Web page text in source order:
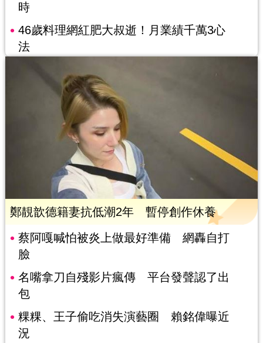
時
46歲料理網紅肥大叔逝！月業績千萬3心
法
鄭靚歆德籍妻抗低潮2年 暫停創作休養
蔡阿嘎喊怕被炎上做最好準備 網轟自打
臉
名嘴拿刀自殘影片瘋傳 平台發聲認了出
包
粿粿、王子偷吃消失演藝圈 賴銘偉曝近
況